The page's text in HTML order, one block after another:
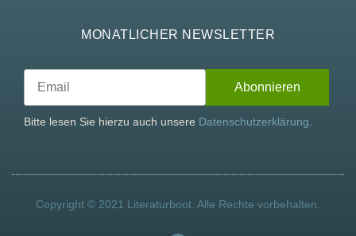
MONATLICHER NEWSLETTER
Bitte lesen Sie hierzu auch unsere Datenschutzerklärung
Copyright © 2021 Literaturboot. Alle Rechte vorbehalten.